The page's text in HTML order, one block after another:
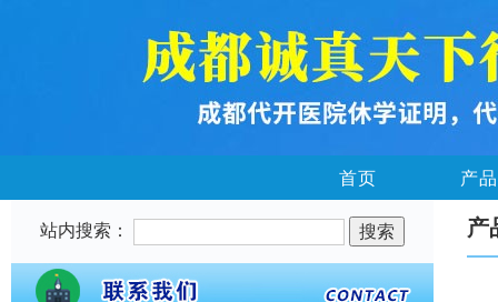
首页 产
站内搜索： 产